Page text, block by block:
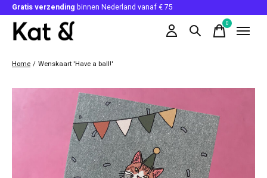
Gratis verzending binnen Nederland vanaf € 75
0items
Home / Wenskaart 'Have a ball!'
Slideshow Items